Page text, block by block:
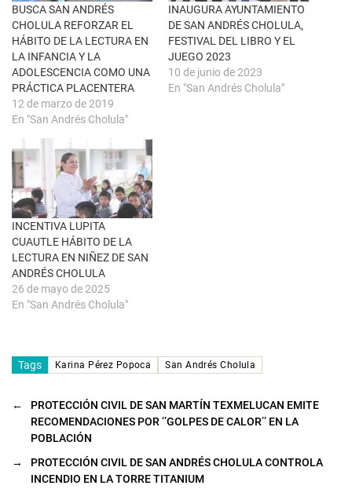
n
a
v
e
n
t
a
n
a
n
u
e
e
b
o
o
k
(
S
e
a
b
r
e
u
n
a
v
e
n
t
a
n
a
n
u
e
v
a
)
BUSCA SAN ANDRÉS
CHOLULA REFORZAR EL
HÁBITO DE LA LECTURA EN
LA INFANCIA Y LA
ADOLESCENCIA COMO UNA
PRÁCTICA PLACENTERA
12 de marzo de 2019
En "San Andrés Cholula"
INAUGURA AYUNTAMIENTO
DE SAN ANDRÉS CHOLULA,
FESTIVAL DEL LIBRO Y EL
JUEGO 2023
10 de junio de 2023
En "San Andrés Cholula"
INCENTIVA LUPITA
CUAUTLE HÁBITO DE LA
LECTURA EN NIÑEZ DE SAN
ANDRÉS CHOLULA
26 de mayo de 2025
En "San Andrés Cholula"
Tags Karina Pérez Popoca San Andrés Cholula
←
PROTECCIÓN CIVIL DE SAN MARTÍN TEXMELUCAN EMITE
RECOMENDACIONES POR ‘’GOLPES DE CALOR’’ EN LA
POBLACIÓN
→
PROTECCIÓN CIVIL DE SAN ANDRÉS CHOLULA CONTROLA
INCENDIO EN LA TORRE TITANIUM